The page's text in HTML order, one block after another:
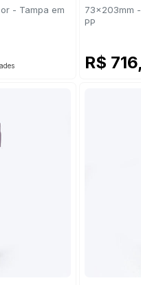
- Tampa em
73x203mm
PP
R$